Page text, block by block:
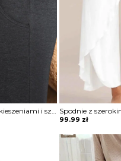
Spodnie dopasowane z kieszeniami i szerokim ściągaczem
99.99 zł